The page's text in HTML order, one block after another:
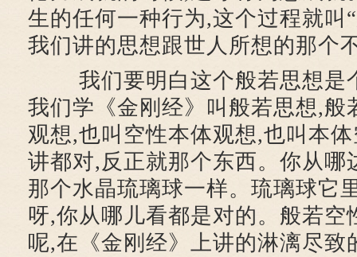
生的任何一种行为,这个过程就叫
我们讲的思想跟世人所想的那个
我们要明白这个般若思想是
我们学《金刚经》叫般若思想,般
观想,也叫空性本体观想,也叫本
讲都对,反正就那个东西。你从哪
那个水晶琉璃球一样。琉璃球它
呀,你从哪儿看都是对的。般若空
呢,在《金刚经》上讲的淋漓尽致